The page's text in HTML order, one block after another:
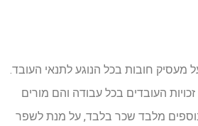
מעסיק חובות בכל הנוגע לתנאי העובד.
זכויות העובדים בכל עבודה והם מורים
מלבד שכר בלבד, על מנת לשפר